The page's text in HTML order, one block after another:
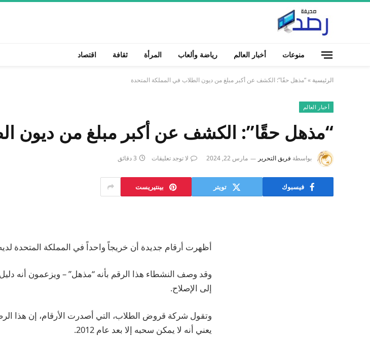
منوعات أخبار العالم رياضة وألعاب المرأة ثقافة اقتصاد
الرئيسية »“مذهل حقًا”: الكشف عن أكبر مبلغ من ديون الطلاب في المملكة المتحدة
أخبار العالم
“مذهل حقًا”: الكشف عن أكبر مبلغ من ديون
بواسطة فريق التحرير مارس 22, 2024 لا توجد تعليقات 3 دقائق
فيسبوك تويتر بينتيريست
أظهرت أرقام جديدة أن خريجاً واحداً في المملكة المتحدة لديه 231 ألف جنيه إسترليني من ديون
وقد وصف النشطاء هذا الرقم بأنه “مذهل” – ويزعمون أنه
إلى الإصلاح.
وتقول شركة قروض الطلاب، التي أصدرت الأرقام، إن هذا
يعني أنه لا يمكن سحبه إلا بعد عام 2012.